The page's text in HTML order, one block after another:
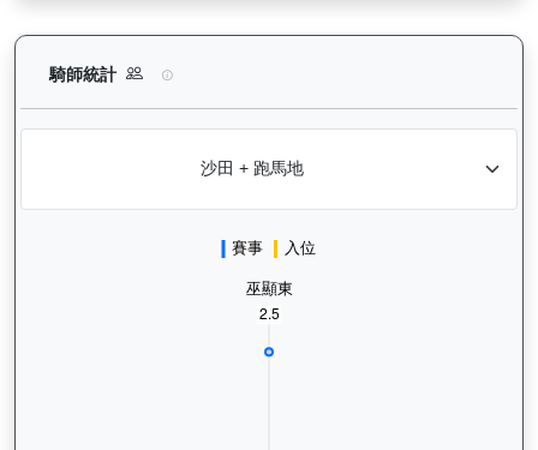
騎師統計 大宗師（K578）— 騎師統計分析：查看各騎師